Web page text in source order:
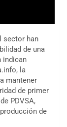
sector han
de una
indican
la
mantener
de primer
PDVSA,
de